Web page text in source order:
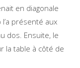
en diagonale
présenté aux
dos. Ensuite, le
la table à côté de